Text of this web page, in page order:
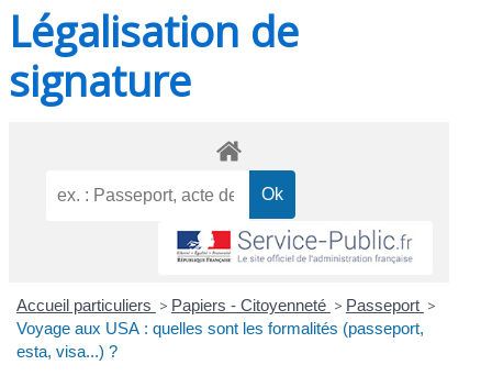
Légalisation de
signature
Accueil particuliers > Papiers - Citoyenneté > Passeport >
Voyage aux USA : quelles sont les formalités (passeport,
esta, visa...) ?